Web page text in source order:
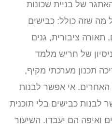
של בניית שכונות
שזה כולל: כבישים
ציבורית, גנים
של חריש מלמד
תכנון מערכתי מקיף,
אי אפשר לבנות
כבישים בלי תוכנית
ואיפה הם יעבדו. השיעור